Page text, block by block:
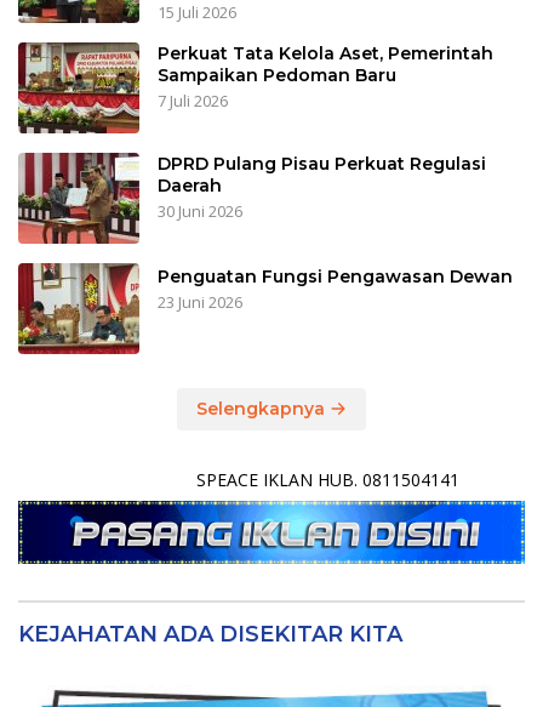
15 Juli 2026
Perkuat Tata Kelola Aset, Pemerintah
Sampaikan Pedoman Baru
7 Juli 2026
DPRD Pulang Pisau Perkuat Regulasi
Daerah
30 Juni 2026
Penguatan Fungsi Pengawasan Dewan
23 Juni 2026
Selengkapnya
SPEACE IKLAN HUB. 0811504141
KEJAHATAN ADA DISEKITAR KITA